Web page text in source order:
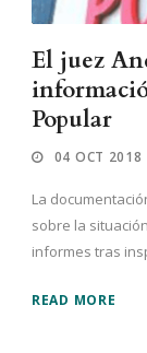
El juez
Popular
04 OCT 2018
La
sobre la
informes tras
READ MORE